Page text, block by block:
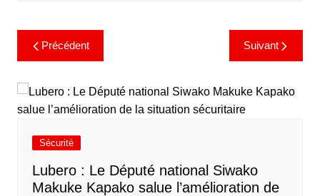
Précédent Suivant
Sécurité
Lubero : Le Député national Siwako
Makuke Kapako salue l’amélioration de